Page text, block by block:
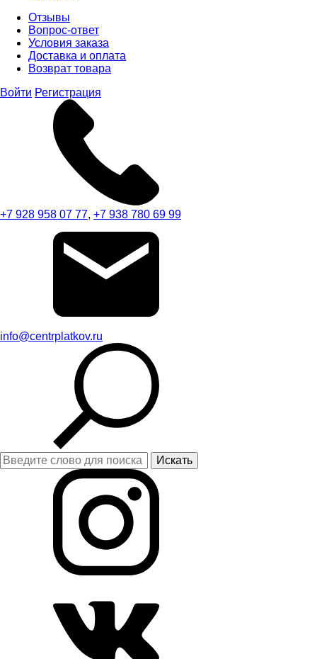
Отзывы
Вопрос-ответ
Условия заказа
Доставка и оплата
Возврат товара
Войти Регистрация
+7 928 958 07 77, +7 938 780 69 99
info@centrplatkov.ru